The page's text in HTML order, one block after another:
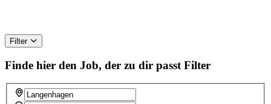
Filter
Finde hier den Job, der zu dir passt Filter